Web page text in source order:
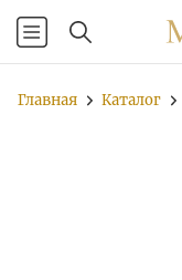
Главная Каталог